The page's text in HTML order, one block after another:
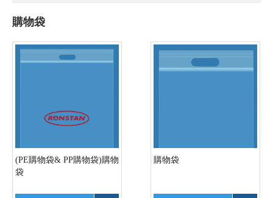
購物袋
(PE購物袋& PP購物袋)購物
袋
購物袋